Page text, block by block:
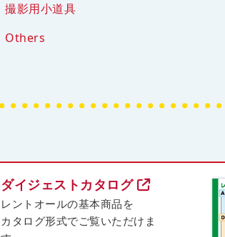
撮影用小道具
Others
ダイジェストカタログ
レントオールの基本商品を
カタログ形式でご覧いただけま